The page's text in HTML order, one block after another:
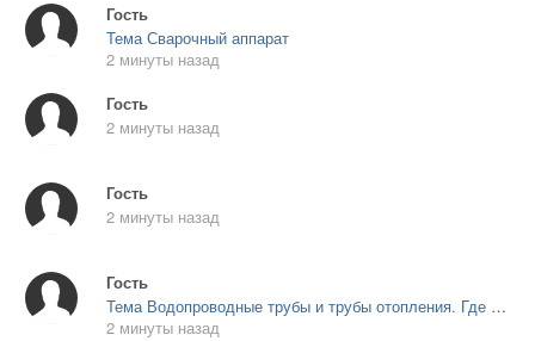
Гость
Тема Сварочный аппарат
2 минуты назад
Гость
2 минуты назад
Гость
2 минуты назад
Гость
Тема Водопроводные трубы и трубы отопления. Где проложить?
2 минуты назад